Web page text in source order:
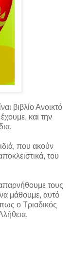
βιβλίο Ανοικτό
και την
που ακούν
του
τους
μάθουμε, αυτό
ο Τριαδικός